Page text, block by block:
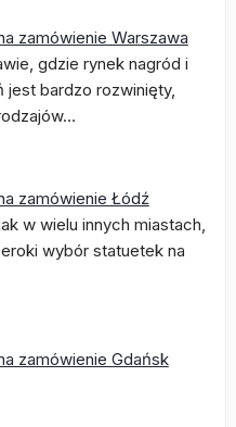
zamówienie Warszawa
gdzie rynek nagród i
jest bardzo rozwinięty,
zamówienie Łódź
w wielu innych miastach,
wybór statuetek na
zamówienie Gdańsk